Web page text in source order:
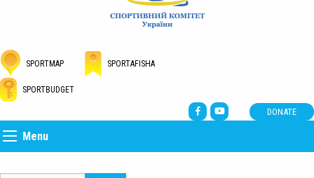
SPORTMAP SPORTAFISHA
SPORTBUDGET
DONATE
Menu